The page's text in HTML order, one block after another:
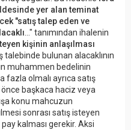
yer alan teminat
"satış talep eden ve
..." tanımından ihalenin
kişinin anlaşılması
talebinde bulunan alacaklının
muhammen bedelinin
fazla olmalı ayrıca satış
başkaca haciz veya
konu mahcuzun
sonrası satış isteyen
kalması gerekir. Aksi